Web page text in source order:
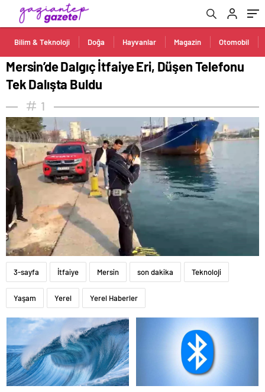
Bilim & Teknoloji Doğa Hayvanlar Magazin Otomobil
Mersin’de Dalgıç İtfaiye Eri, Düşen Telefonu
Tek Dalışta Buldu
1
3-sayfa İtfaiye Mersin son dakika Teknoloji
Yaşam Yerel Yerel Haberler